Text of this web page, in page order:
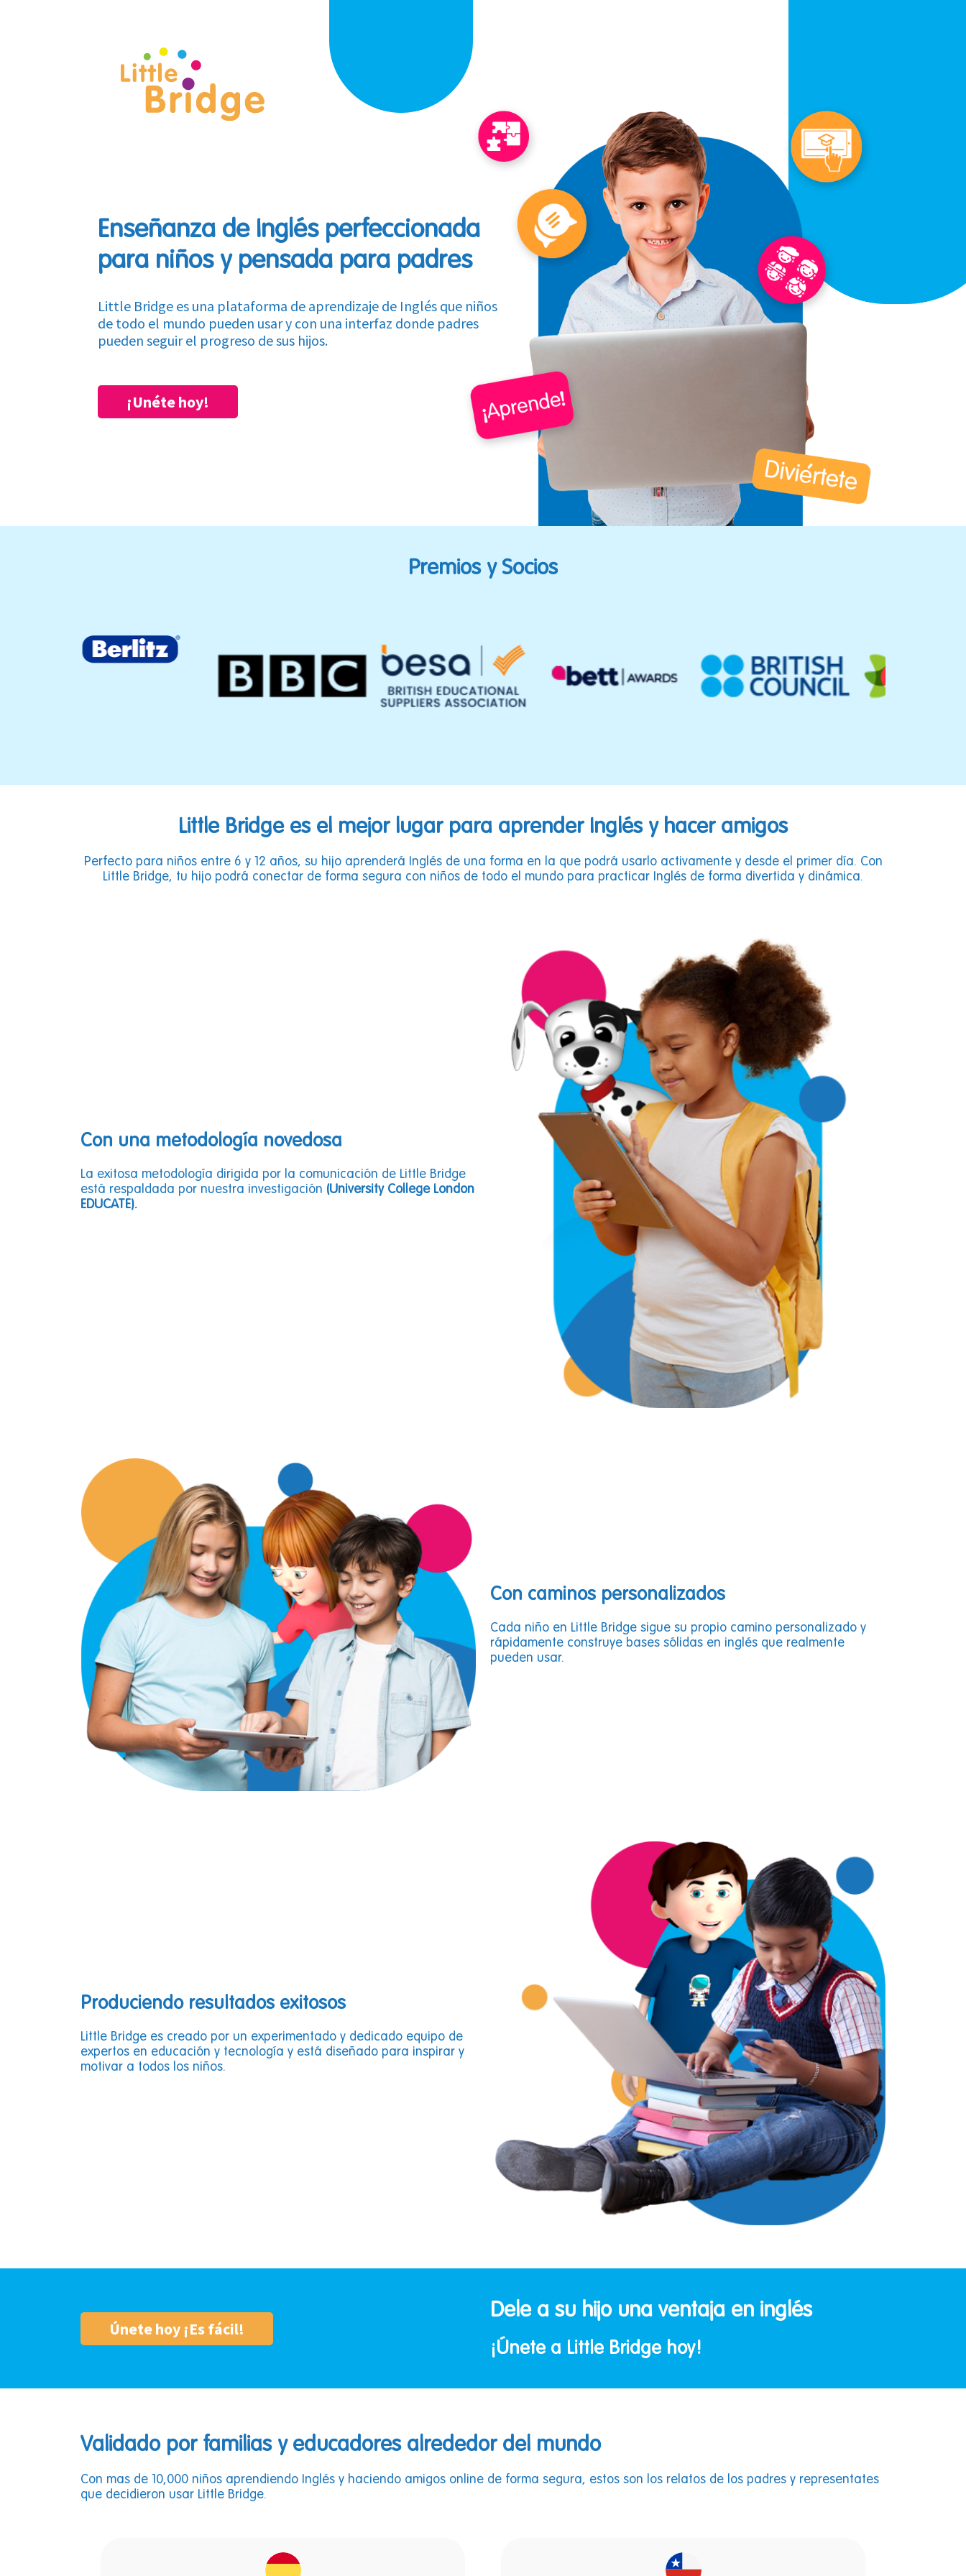
Enseñanza de Inglés perfeccionada
para niños y pensada para padres
Little Bridge es una plataforma de aprendizaje de Inglés que niños
de todo el mundo pueden usar y con una interfaz donde padres
pueden seguir el progreso de sus hijos.
¡Unéte hoy!
Premios y Socios
Little Bridge es el mejor lugar para aprender Inglés y hacer amigos
Perfecto para niños entre 6 y 12 años, su hijo aprenderá Inglés de una forma en la que podrá usarlo activamente y desde el primer día. Con
Little Bridge, tu hijo podrá conectar de forma segura con niños de todo el mundo para practicar Inglés de forma divertida y dinámica.
Con una metodología novedosa
La exitosa metodología dirigida por la comunicación de Little Bridge
está respaldada por nuestra investigación (University College London
EDUCATE).
Con caminos personalizados
Cada niño en Little Bridge sigue su propio camino personalizado y
rápidamente construye bases sólidas en inglés que realmente
pueden usar.
Produciendo resultados exitosos
Little Bridge es creado por un experimentado y dedicado equipo de
expertos en educación y tecnología y está diseñado para inspirar y
motivar a todos los niños.
Únete hoy ¡Es fácil!
Dele a su hijo una ventaja en inglés
¡Únete a Little Bridge hoy!
Validado por familias y educadores alrededor del mundo
Con mas de 10,000 niños aprendiendo Inglés y haciendo amigos online de forma segura, estos son los relatos de los padres y representates
que decidieron usar Little Bridge.